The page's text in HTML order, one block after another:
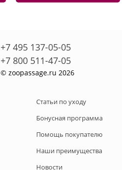
+7 495 137-05-05
+7 800 511-47-05
© zoopassage.ru 2026
Статьи по уходу
Бонусная программа
Помощь покупателю
Наши преимущества
Новости